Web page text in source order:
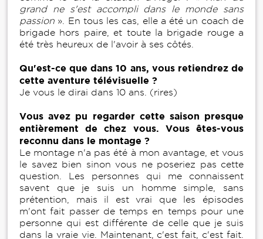
grand ne s'est accompli dans le monde sans
passion ». En tous les cas, elle a été un coach de
brigade hors paire, et toute la brigade rouge a
été très heureux de l'avoir à ses côtés.
Qu'est-ce que dans 10 ans, vous retiendrez de
cette aventure télévisuelle ?
Je vous le dirai dans 10 ans. (rires)
Vous avez pu regarder cette saison presque
entièrement de chez vous. Vous êtes-vous
reconnu dans le montage ?
Le montage n'a pas été à mon avantage, et vous
le savez bien sinon vous ne poseriez pas cette
question. Les personnes qui me connaissent
savent que je suis un homme simple, sans
prétention, mais il est vrai que les épisodes
m'ont fait passer de temps en temps pour une
personne qui est différente de celle que je suis
dans la vraie vie. Maintenant, c'est fait, c'est fait.